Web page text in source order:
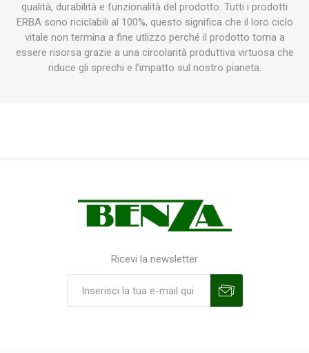
qualità, durabilità e funzionalità del prodotto. Tutti i prodotti
ERBA sono riciclabili al 100%, questo significa che il loro ciclo
vitale non termina a fine utlizzo perché il prodotto torna a
essere risorsa grazie a una circolarità produttiva virtuosa che
riduce gli sprechi e l’impatto sul nostro pianeta.
Ricevi la newsletter